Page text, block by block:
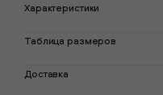
Характеристики
Таблица размеров
Доставка